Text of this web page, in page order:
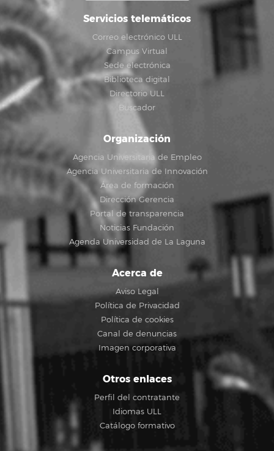
Servicios telemáticos
Correo electrónico ULL
Campus Virtual
Sede electrónica
Biblioteca digital
Directorio ULL
Buscador
Organización
Agencia Universitaria de Empleo
Agencia Universitaria de Innovación
Área de formación
Dirección Gerencia
Portal de transparencia
Noticias Fundación
Agenda Universidad de La Laguna
Acerca de
Aviso Legal
Política de Privacidad
Política de cookies
Canal de denuncias
Imagen corporativa
Otros enlaces
Perfil del contratante
Idiomas ULL
Catálogo formativo